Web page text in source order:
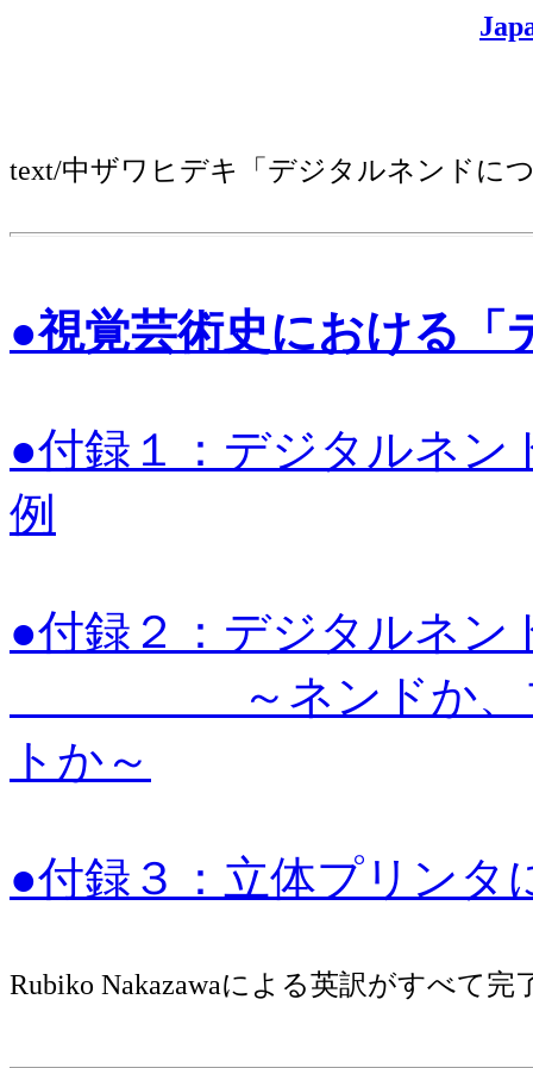
text/中ザワヒデキ「デジタルネンドに
●視覚芸術史における「
●付録１：デジタルネン
例
●付録２：デジタルネン
～ネンドか、ブロ
トか～
●付録３：立体プリンタ
Rubiko Nakazawaによる英訳がすべて完